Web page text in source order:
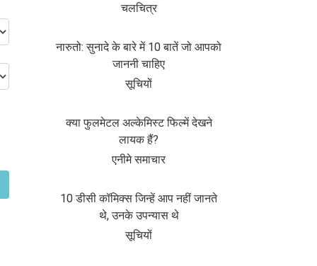
चलचित्र
नारुतो: सुनादे के बारे में 10 बातें जो आपको
जाननी चाहिए
सूचियों
क्या फुलमेटल अल्केमिस्ट फिल्में देखने
लायक हैं?
एनीमे समाचार
10 डीसी कॉमिक्स जिन्हें आप नहीं जानते
थे, उनके उपन्यास थे
सूचियों